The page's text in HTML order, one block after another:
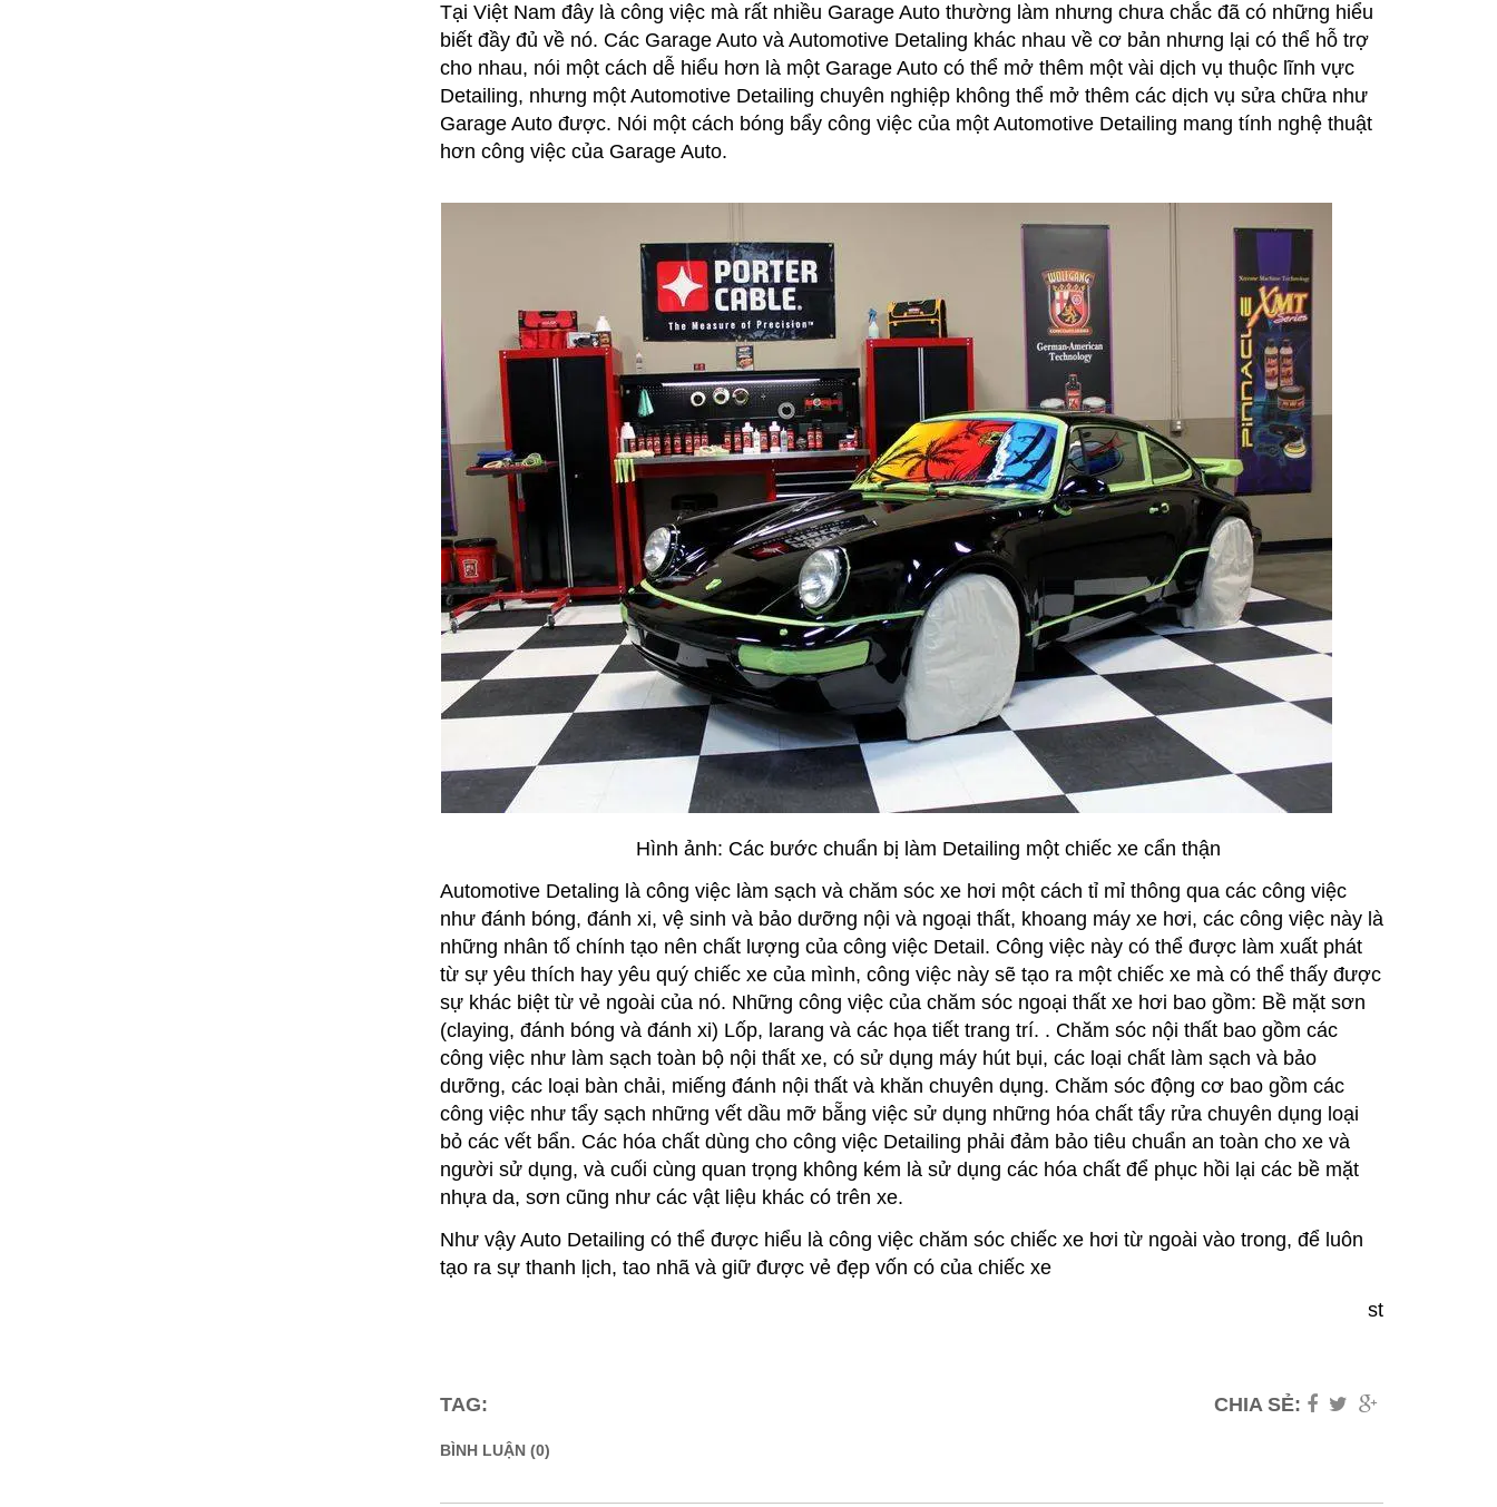
Tại Việt Nam đây là công việc mà rất nhiều Garage Auto thường làm nhưng chưa chắc đã có những hiểu
biết đầy đủ về nó. Các Garage Auto và Automotive Detaling khác nhau về cơ bản nhưng lại có thể hỗ trợ
cho nhau, nói một cách dễ hiểu hơn là một Garage Auto có thể mở thêm một vài dịch vụ thuộc lĩnh vực
Detailing, nhưng một Automotive Detailing chuyên nghiệp không thể mở thêm các dịch vụ sửa chữa như
Garage Auto được. Nói một cách bóng bẩy công việc của một Automotive Detailing mang tính nghệ thuật
hơn công việc của Garage Auto.
Hình ảnh: Các bước chuẩn bị làm Detailing một chiếc xe cẩn thận
Automotive Detaling là công việc làm sạch và chăm sóc xe hơi một cách tỉ mỉ thông qua các công việc
như đánh bóng, đánh xi, vệ sinh và bảo dưỡng nội và ngoại thất, khoang máy xe hơi, các công việc này là
những nhân tố chính tạo nên chất lượng của công việc Detail. Công việc này có thể được làm xuất phát
từ sự yêu thích hay yêu quý chiếc xe của mình, công việc này sẽ tạo ra một chiếc xe mà có thể thấy được
sự khác biệt từ vẻ ngoài của nó. Những công việc của chăm sóc ngoại thất xe hơi bao gồm: Bề mặt sơn
(claying, đánh bóng và đánh xi) Lốp, larang và các họa tiết trang trí. . Chăm sóc nội thất bao gồm các
công việc như làm sạch toàn bộ nội thất xe, có sử dụng máy hút bụi, các loại chất làm sạch và bảo
dưỡng, các loại bàn chải, miếng đánh nội thất và khăn chuyên dụng. Chăm sóc động cơ bao gồm các
công việc như tẩy sạch những vết dầu mỡ bẵng việc sử dụng những hóa chất tẩy rửa chuyên dụng loại
bỏ các vết bẩn. Các hóa chất dùng cho công việc Detailing phải đảm bảo tiêu chuẩn an toàn cho xe và
người sử dụng, và cuối cùng quan trọng không kém là sử dụng các hóa chất để phục hồi lại các bề mặt
nhựa da, sơn cũng như các vật liệu khác có trên xe.
Như vậy Auto Detailing có thể được hiểu là công việc chăm sóc chiếc xe hơi từ ngoài vào trong, để luôn
tạo ra sự thanh lịch, tao nhã và giữ được vẻ đẹp vốn có của chiếc xe
st
TAG: CHIA SẺ:
BÌNH LUẬN (0)